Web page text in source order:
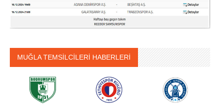
MUĞLA TEMSİLCİLERİ HABERLERİ